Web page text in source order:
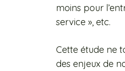
moins pour
service », etc.
Cette étude ne
des enjeux de